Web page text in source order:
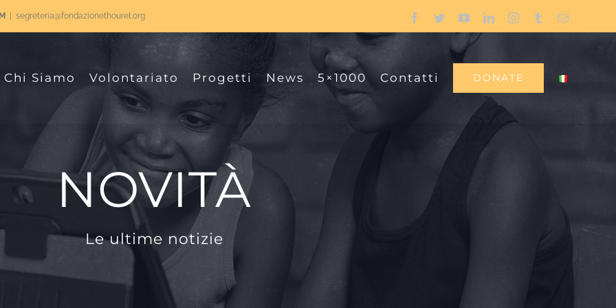
segreteria@fondazionethouret.org Facebook
TwitterYouTubeLinkedInInstagram
TumblrEmail
Chi Siamo Volontariato Progetti News 5×1000 Contatti DONATE
NOVITÀ
Le ultime notizie